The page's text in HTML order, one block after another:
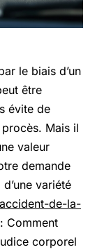
le biais d’un
être
évite de
Mais il
valeur
demande
variété
de-la-
Comment
corporel